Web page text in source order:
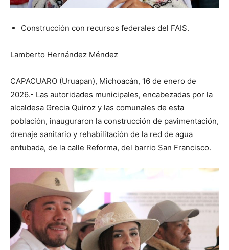
Construcción con recursos federales del FAIS.
Lamberto Hernández Méndez
CAPACUARO (Uruapan), Michoacán, 16 de enero de
2026.- Las autoridades municipales, encabezadas por la
alcaldesa Grecia Quiroz y las comunales de esta
población, inauguraron la construcción de pavimentación,
drenaje sanitario y rehabilitación de la red de agua
entubada, de la calle Reforma, del barrio San Francisco.